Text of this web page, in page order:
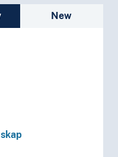
and traverse
New
familie)